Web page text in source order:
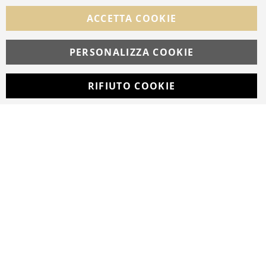
Facebook Instagram Whatsapp
© Copyright MAV Arreda s.r.l. | P.IVA IT05919160969
Via Galileo Galilei, 14 | Milano
ACCETTA COOKIE
PERSONALIZZA COOKIE
RIFIUTO COOKIE